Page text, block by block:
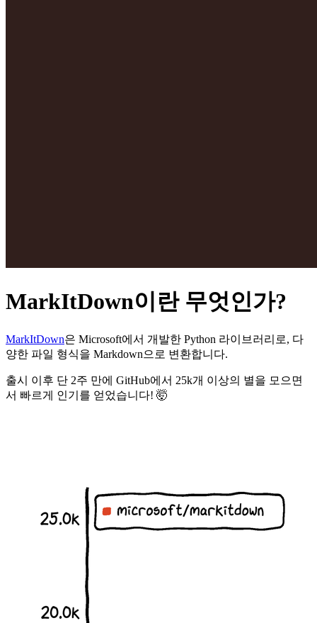
MarkItDown이란 무엇인가?
MarkItDown은 Microsoft에서 개발한 Python 라이브러리로, 다
양한 파일 형식을 Markdown으로 변환합니다.
출시 이후 단 2주 만에 GitHub에서 25k개 이상의 별을 모으면
서 빠르게 인기를 얻었습니다! 🤯